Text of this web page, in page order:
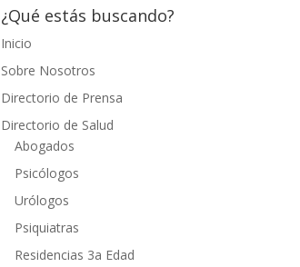
¿Qué estás buscando?
Inicio
Sobre Nosotros
Directorio de Prensa
Directorio de Salud
Abogados
Psicólogos
Urólogos
Psiquiatras
Residencias 3a Edad